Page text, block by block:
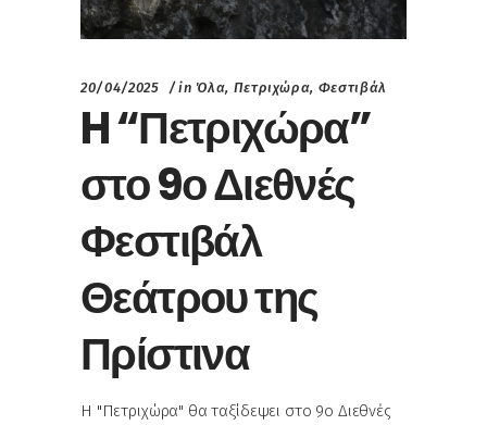
20/04/2025 in Όλα, Πετριχώρα, Φεστιβάλ
H “Πετριχώρα”
στο 9ο Διεθνές
Φεστιβάλ
Θεάτρου της
Πρίστινα
Η "Πετριχώρα" θα ταξίδεψει στο 9ο Διεθνές